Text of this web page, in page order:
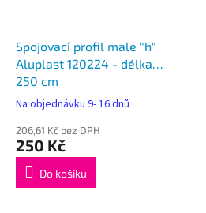
Spojovací profil male "h"
Aluplast 120224 - délka
250 cm
Na objednávku 9- 16 dnů
206,61 Kč bez DPH
250 Kč
Do košíku